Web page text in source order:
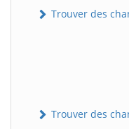
Trouver des
Trouver des